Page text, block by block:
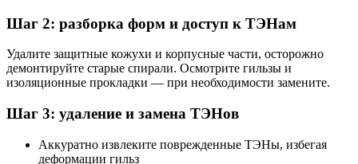
Шаг 2: разборка форм и доступ к ТЭНам
Удалите защитные кожухи и корпусные части, осторожно
демонтируйте старые спирали. Осмотрите гильзы и
изоляционные прокладки — при необходимости замените.
Шаг 3: удаление и замена ТЭНов
Аккуратно извлеките поврежденные ТЭНы, избегая
деформации гильз